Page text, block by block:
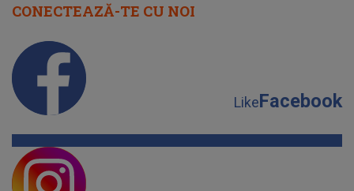
CONECTEAZĂ-TE CU NOI
LikeFacebook